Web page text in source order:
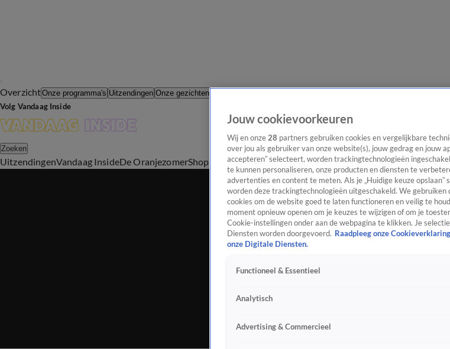
OverzichtOnze programma's Uitzendingen Onze gezichtenIn de WandelgangenInterviewsUitzending bijwonen
Volg Vandaag Inside
Zoeken
UitzendingenVandaag InsideDe OranjezomerShop Uitzending bijwonen
Jouw cookievoorkeuren
Wij en onze 28 partners gebruiken cookies en vergelijkbare
over jou als gebruiker van onze website(s), jouw gedrag en jouw
accepteren” selecteert, worden trackingtechnologieën
te kunnen personaliseren, onze producten en diensten te
advertenties en content te meten. Als je „Huidige keuze
worden deze trackingtechnologieën uitgeschakeld. We gebruiken
cookies om de website goed te laten functioneren en veilig te
moment opnieuw openen om je keuzes te wijzigen of om je
Cookie-instellingen onder aan de webpagina te klikken. Je
Diensten worden doorgevoerd. Raadpleeg onze
onze Digitale Diensten.
Functioneel & Essentieel
Analytisch
Advertising & Commercieel